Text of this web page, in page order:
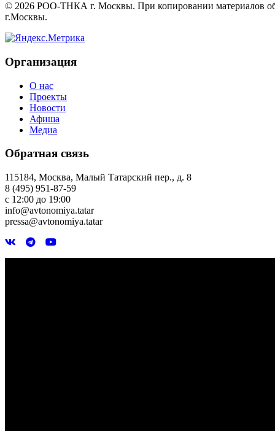
© 2026 РОО-ТНКА г. Москвы. При копировании материалов
г.Москвы.
Организация
О нас
Проекты
Новости
Афиша
Медиа
Обратная связь
115184, Москва, Малый Татарский пер., д. 8
8 (495) 951-87-59
с 12:00 до 19:00
info@avtonomiya.tatar
pressa@avtonomiya.tatar